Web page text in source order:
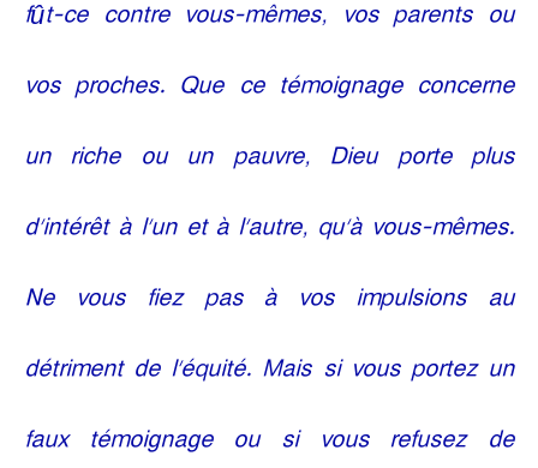
fût-ce contre vous-mêmes, vos parents ou
vos proches. Que ce témoignage concerne
un riche ou un pauvre, Dieu porte plus
d’intérêt à l’un et à l’autre, qu’à vous-mêmes.
Ne vous fiez pas à vos impulsions au
détriment de l’équité. Mais si vous portez un
faux témoignage ou si vous refusez de